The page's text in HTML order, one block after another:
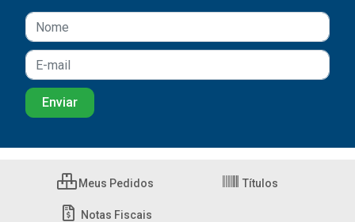
Meus Pedidos Títulos
Notas Fiscais